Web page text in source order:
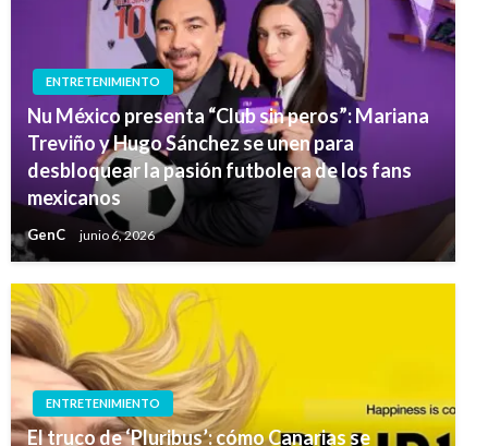
ENTRETENIMIENTO
Nu México presenta “Club sin peros”: Mariana
Treviño y Hugo Sánchez se unen para
desbloquear la pasión futbolera de los fans
mexicanos
GenC junio 6, 2026
ENTRETENIMIENTO
El truco de ‘Pluribus’: cómo Canarias se